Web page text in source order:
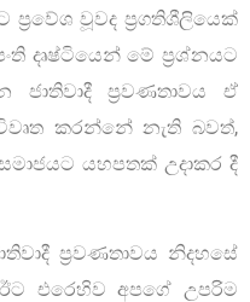
ප්‍රවේශ වූවද ප්‍රගතිශීලියෙක්
දෘෂ්ටියෙන් මේ ප්‍රශ්නයට
ප්‍රවණතාවය ඒ
කරන්නේ නැති බවත්,
යහපතක් උදාකර දී
ප්‍රවණතාවය නිදහසේ
එරෙහිව අපගේ උපරිම